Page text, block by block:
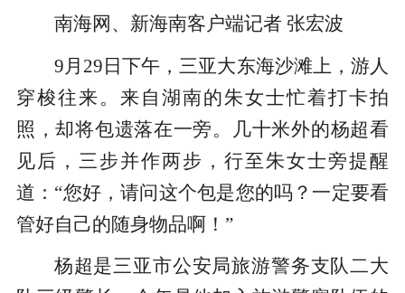
南海网、新海南客户端记者 张宏波
9月29日下午，三亚大东海沙滩上，游人
穿梭往来。来自湖南的朱女士忙着打卡拍
照，却将包遗落在一旁。几十米外的杨超看
见后，三步并作两步，行至朱女士旁提醒
道：“您好，请问这个包是您的吗？一定要看
管好自己的随身物品啊！”
杨超是三亚市公安局旅游警务支队二大